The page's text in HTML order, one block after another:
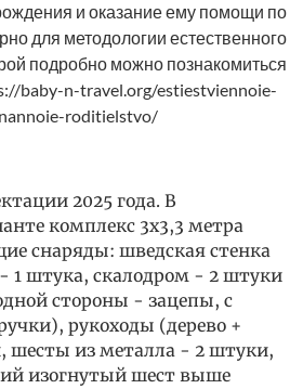
и оказание ему помощи по
для методологии естественного
подробно можно познакомиться
baby-n-travel.org/estiestviennoie-
roditielstvo/
2025 года. В
комплекс 3х3,3 метра
снаряды: шведская стенка
1 штука, скалодром - 2 штуки
стороны - зацепы, с
рукоходы (дерево +
шесты из металла - 2 штуки,
изогнутый шест выше